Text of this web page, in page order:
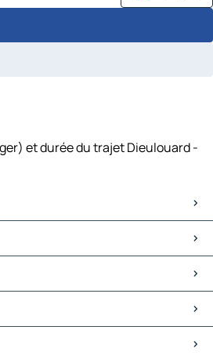
et durée du trajet Dieulouard -